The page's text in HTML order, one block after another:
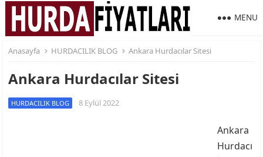
MENU
Anasayfa HURDACILIK BLOG Ankara Hurdacılar Sitesi
Ankara Hurdacılar Sitesi
HURDACILIK BLOG 8 Eylül 2022
Ankara
Hurdacı